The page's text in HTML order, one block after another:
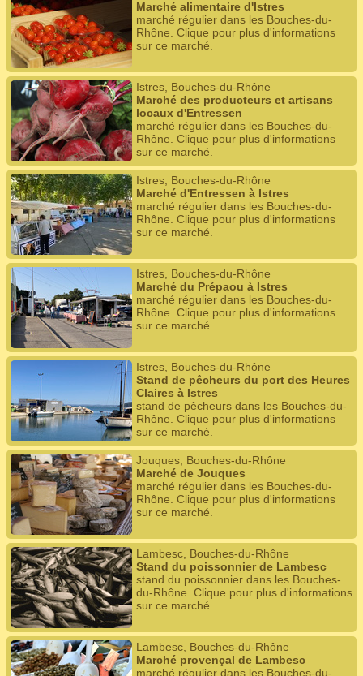
Marché alimentaire d'Istres
marché régulier dans les Bouches-du-
Rhône. Clique pour plus d'informations
sur ce marché.
Istres, Bouches-du-Rhône
Marché des producteurs et artisans
locaux d'Entressen
marché régulier dans les Bouches-du-
Rhône. Clique pour plus d'informations
sur ce marché.
Istres, Bouches-du-Rhône
Marché d'Entressen à Istres
marché régulier dans les Bouches-du-
Rhône. Clique pour plus d'informations
sur ce marché.
Istres, Bouches-du-Rhône
Marché du Prépaou à Istres
marché régulier dans les Bouches-du-
Rhône. Clique pour plus d'informations
sur ce marché.
Istres, Bouches-du-Rhône
Stand de pêcheurs du port des Heures
Claires à Istres
stand de pêcheurs dans les Bouches-du-
Rhône. Clique pour plus d'informations
sur ce marché.
Jouques, Bouches-du-Rhône
Marché de Jouques
marché régulier dans les Bouches-du-
Rhône. Clique pour plus d'informations
sur ce marché.
Lambesc, Bouches-du-Rhône
Stand du poissonnier de Lambesc
stand du poissonnier dans les Bouches-
du-Rhône. Clique pour plus d'informations
sur ce marché.
Lambesc, Bouches-du-Rhône
Marché provençal de Lambesc
marché régulier dans les Bouches-du-